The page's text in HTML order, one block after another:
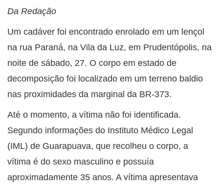
Da Redação
Um cadáver foi encontrado enrolado em um lençol
na rua Paraná, na Vila da Luz, em Prudentópolis, na
noite de sábado, 27. O corpo em estado de
decomposição foi localizado em um terreno baldio
nas proximidades da marginal da BR-373.
Até o momento, a vítima não foi identificada.
Segundo informações do Instituto Médico Legal
(IML) de Guarapuava, que recolheu o corpo, a
vítima é do sexo masculino e possuía
aproximadamente 35 anos. A vítima apresentava